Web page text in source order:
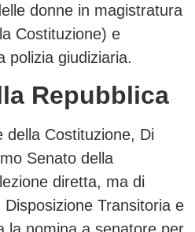
donne in magistratura
Costituzione) e
polizia giudiziaria.
Repubblica
della Costituzione, Di
Senato della
diretta, ma di
Transitoria e